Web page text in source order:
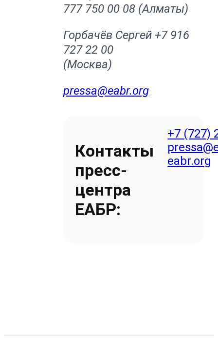
777 750 00 08 (Алматы)
Горбачёв Сергей +7 916
727 22 00
pressa@eabr.org
Контакты
пресс-
центра
ЕАБР:
+7 (727)
eabr.org